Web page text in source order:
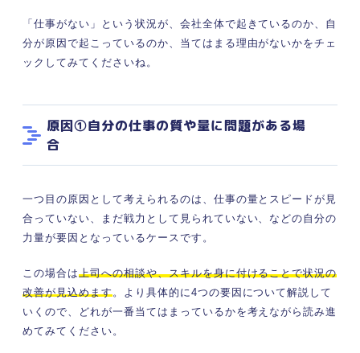
「仕事がない」という状況が、会社全体で起きているのか、自
分が原因で起こっているのか、当てはまる理由がないかをチェ
ックしてみてくださいね。
原因①自分の仕事の質や量に問題がある場
合
一つ目の原因として考えられるのは、仕事の量とスピードが見
合っていない、まだ戦力として見られていない、などの自分の
力量が要因となっているケースです。
この場合は上司への相談や、スキルを身に付けることで状況の
改善が見込めます。より具体的に4つの要因について解説して
いくので、どれが一番当てはまっているかを考えながら読み進
めてみてください。